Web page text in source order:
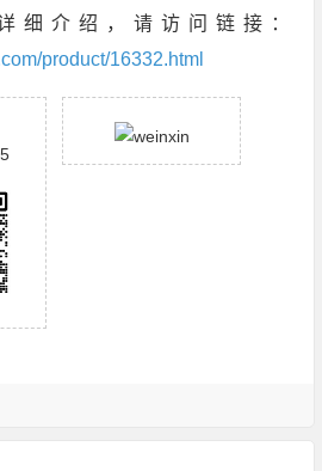
细介绍，请访问链接：
product/16332.html